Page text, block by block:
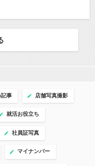
記事 店舗写真撮影
就活お役立ち
社員証写真
マイナンバー